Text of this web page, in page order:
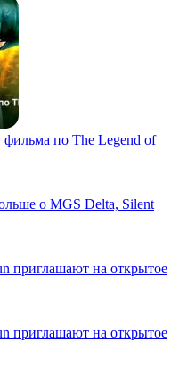
фильма по The Legend of
о MGS Delta, Silent
приглашают на открытое
приглашают на открытое